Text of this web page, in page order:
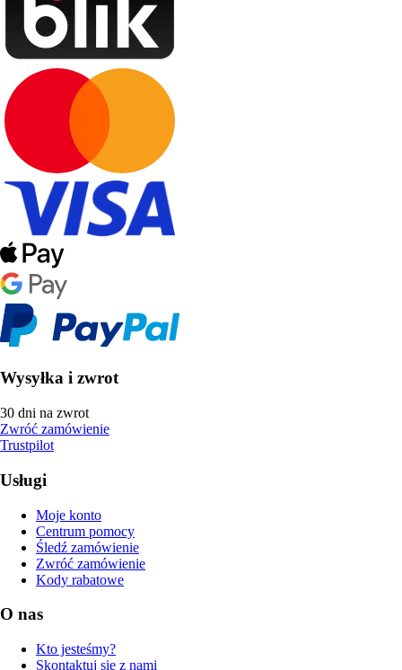
Wysyłka i zwrot
30 dni na zwrot
Zwróć zamówienie
Trustpilot
Usługi
Moje konto
Centrum pomocy
Śledź zamówienie
Zwróć zamówienie
Kody rabatowe
O nas
Kto jesteśmy?
Skontaktuj się z nami